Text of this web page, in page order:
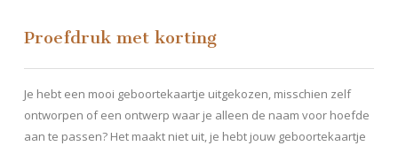
Proefdruk met korting
Je hebt een mooi geboortekaartje uitgekozen, misschien zelf
ontworpen of een ontwerp waar je alleen de naam voor hoefde
aan te passen? Het maakt niet uit, je hebt jouw geboortekaartje